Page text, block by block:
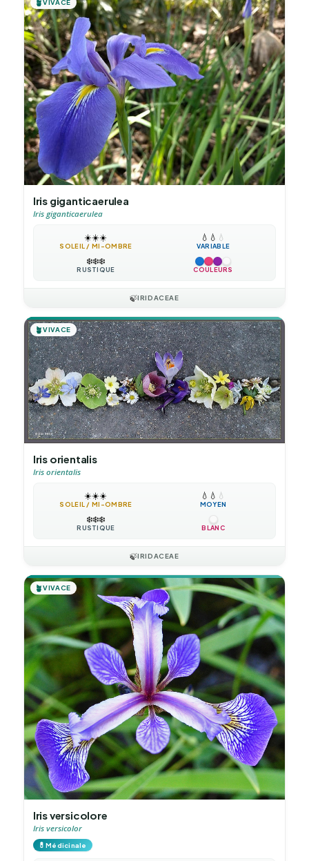
🪴VIVACE
Iris giganticaerulea
Iris giganticaerulea
☀️☀️☀️
SOLEIL / MI-OMBRE
💧 💧 💧
VARIABLE
❄️❄️❄️
RUSTIQUE COULEURS
🍃IRIDACEAE
🪴VIVACE
Iris orientalis
Iris orientalis
☀️☀️☀️
SOLEIL / MI-OMBRE
💧 💧 💧
MOYEN
❄️❄️❄️
RUSTIQUE BLANC
🍃IRIDACEAE
🪴VIVACE
Iris versicolore
Iris versicolor
💊Médicinale